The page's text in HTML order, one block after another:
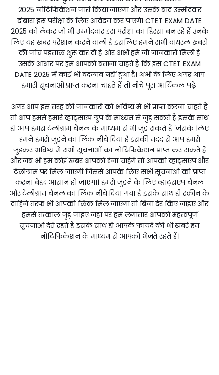
2025 नोटिफिकेशन जारी किया जाएगा और उसके बाद उम्मीदवार
दोबारा इस परीक्षा के लिए आवेदन कर पाएंगे। CTET EXAM DATE
2025 को लेकर जो भी उम्मीदवार इस परीक्षा का हिस्सा बन रहे हैं उनके
लिए यह खबर परेशान करने वाली है इसलिए हमने सभी वायरल खबरों
की जांच पड़ताल शुरू कर दी है और अभी हमें जो जानकारी मिली है
उसके आधार पर हम आपको बताना चाहते हैं कि इस CTET EXAM
DATE 2025 में कोई भी बदलाव नहीं हुआ है। अभी के लिए अगर आप
हमारी सूचनाओं प्राप्त करना चाहते हैं तो नीचे पूरा आर्टिकल पढ़े।
अगर आप इस तरह की जानकारी को भविष्य में भी प्राप्त करना चाहते हैं
तो आप हमसे हमारे व्हाट्सएप ग्रुप के माध्यम से जुड़ सकते हैं इसके साथ
ही आप हमसे टेलीग्राम चैनल के माध्यम से भी जुड़ सकते हैं जिसके लिए
हमने हमसे जुड़ने का लिंक नीचे दिया है इसकी मदद से आप हमसे
जुड़कर भविष्य में सभी सूचनाओं का नोटिफिकेशन प्राप्त कर सकते हैं
और जब भी हम कोई खबर आपको देना चाहेंगे तो आपको व्हाट्सएप और
टेलीग्राम पर मिल जाएगी जिससे आपके लिए सभी सूचनाओं को प्राप्त
करना बेहद आसान हो जाएगा। हमसे जुड़ने के लिए व्हाट्सएप चैनल
और टेलीग्राम चैनल का लिंक नीचे दिया गया है इसके साथ ही स्क्रीन के
दाहिने तरफ भी आपको लिंक मिल जाएगा तो बिना देर किए जाइए और
हमसे तत्काल जुड़ जाइए जहां पर हम लगातार आपको महत्वपूर्ण
सूचनाओं देते रहते हैं इसके साथ ही आपके फायदे की भी खबरें हम
नोटिफिकेशन के माध्यम से आपको भेजते रहते हैं।